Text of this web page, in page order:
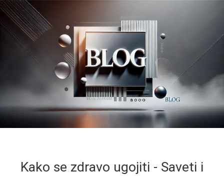
Kako se zdravo ugojiti - Saveti i